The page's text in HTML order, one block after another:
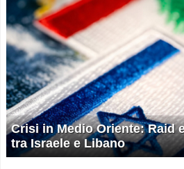
Crisi in Medio Oriente: Raid
tra Israele e Libano